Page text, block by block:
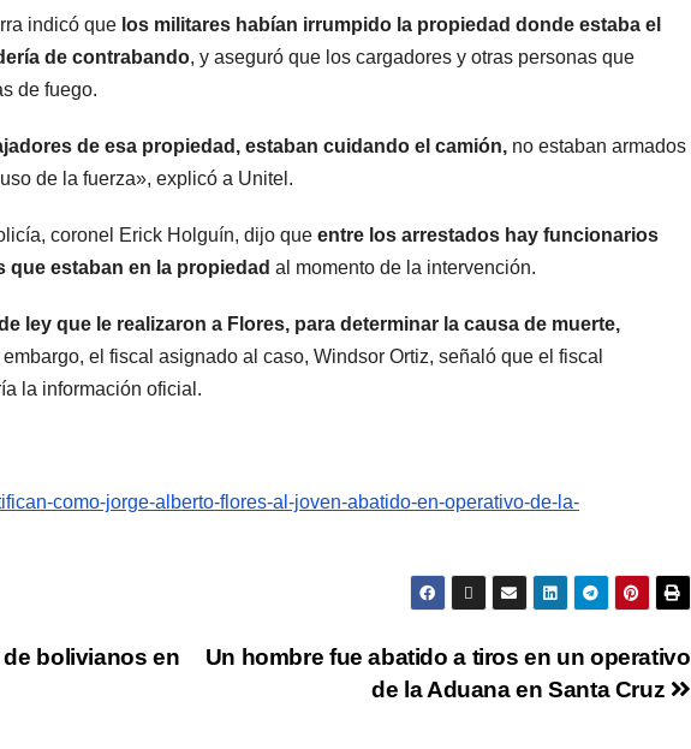
indicó que los militares habían irrumpido la propiedad donde estaba el
de contrabando, y aseguró que los cargadores y otras personas que
de fuego.
de esa propiedad, estaban cuidando el camión, no estaban armados
de la fuerza», explicó a Unitel.
coronel Erick Holguín, dijo que entre los arrestados hay funcionarios
estaban en la propiedad al momento de la intervención.
ley que le realizaron a Flores, para determinar la causa de muerte,
embargo, el fiscal asignado al caso, Windsor Ortiz, señaló que el fiscal
la información oficial.
como-jorge-alberto-flores-al-joven-abatido-en-operativo-de-la-
Un hombre fue abatido a tiros en un operativo
de la Aduana en Santa Cruz
bolivianos en